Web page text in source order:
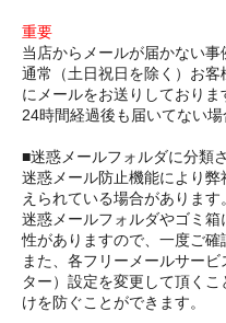
重要
当店からメールが届かない事
通常（土日祝日を除く）お
にメールをお送りしておりま
24時間経過後も届いてない場
■迷惑メールフォルダに分類
迷惑メール防止機能により
えられている場合があります。
迷惑メールフォルダやゴミ
性がありますので、一度ご確
また、各フリーメールサー
ター）設定を変更して頂く
けを防ぐことができます。